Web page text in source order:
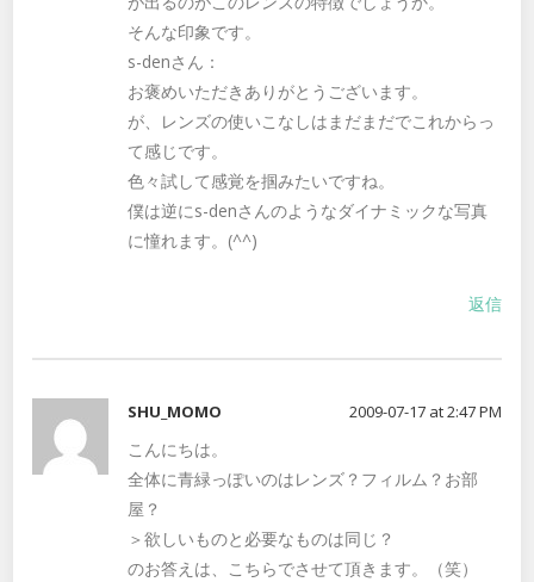
そんな印象です。
s-denさん：
お褒めいただきありがとうございます。
が、レンズの使いこなしはまだまだでこれからっ
て感じです。
色々試して感覚を掴みたいですね。
僕は逆にs-denさんのようなダイナミックな写真
に憧れます。(^^)
返信
SHU_MOMO 2009-07-17 at 2:47 PM
こんにちは。
全体に青緑っぽいのはレンズ？フィルム？お部
屋？
＞欲しいものと必要なものは同じ？
のお答えは、こちらでさせて頂きます。（笑）